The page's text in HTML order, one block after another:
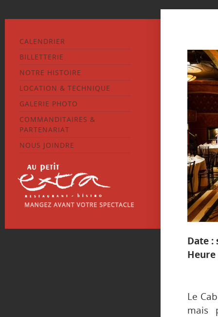
CALENDRIER
BILLETTERIE
NOTRE HISTOIRE
LOCATION & TECHNIQUE
GALERIE PHOTO
COMMANDITAIRES &
PARTENARIAT
NOUS JOINDRE
Date :
Heure
Le
mais